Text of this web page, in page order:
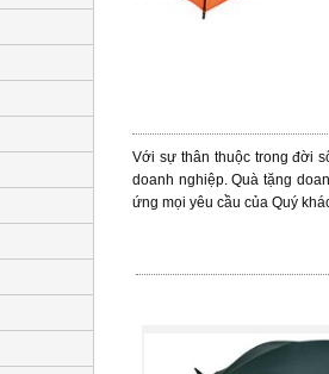
Với sự thân thuộc trong đời
doanh nghiệp. Quà tặng
ứng mọi yêu cầu của Quý